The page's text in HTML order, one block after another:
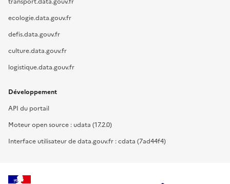
ecologie.data.gouv.fr
defis.data.gouv.fr
culture.data.gouv.fr
logistique.data.gouv.fr
Développement
API du portail
Moteur open source : udata (17.2.0)
Interface utilisateur de data.gouv.fr : cdata (7ad44f4)